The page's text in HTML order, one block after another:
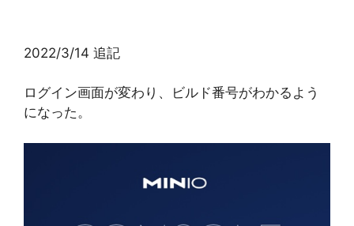
2022/3/14 追記
ログイン画面が変わり、ビルド番号がわかるよう
になった。